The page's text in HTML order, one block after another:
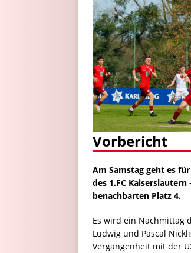
Vorbericht
Am Samstag geht es
des 1.FC
benachbarten Platz 4.
Es wird ein Nachmittag
Ludwig und Pascal
Vergangenheit mit der